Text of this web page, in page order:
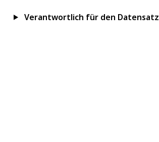
Verantwortlich für den Datensatz